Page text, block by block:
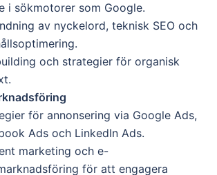
i sökmotorer som Google.
av nyckelord, teknisk SEO och
och strategier för organisk
för annonsering via Google Ads,
Ads och LinkedIn Ads.
marketing och e-
för att engagera